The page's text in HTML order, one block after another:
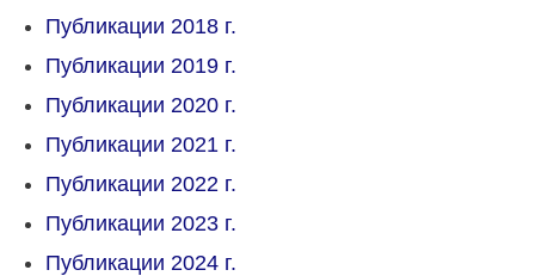
Публикации 2018 г.
Публикации 2019 г.
Публикации 2020 г.
Публикации 2021 г.
Публикации 2022 г.
Публикации 2023 г.
Публикации 2024 г.